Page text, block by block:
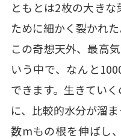
ともとは2枚の大き
ために細かく裂かれ
この奇想天外、最高
いう中で、なんと
できます。生きてい
に、比較的水分が溜
数mもの根を伸ばし